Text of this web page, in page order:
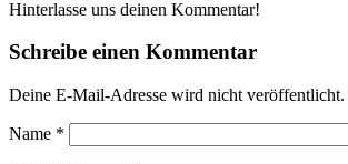
Hinterlasse uns deinen Kommentar!
Schreibe einen Kommentar
Deine E-Mail-Adresse wird nicht veröffentlicht.
Name *